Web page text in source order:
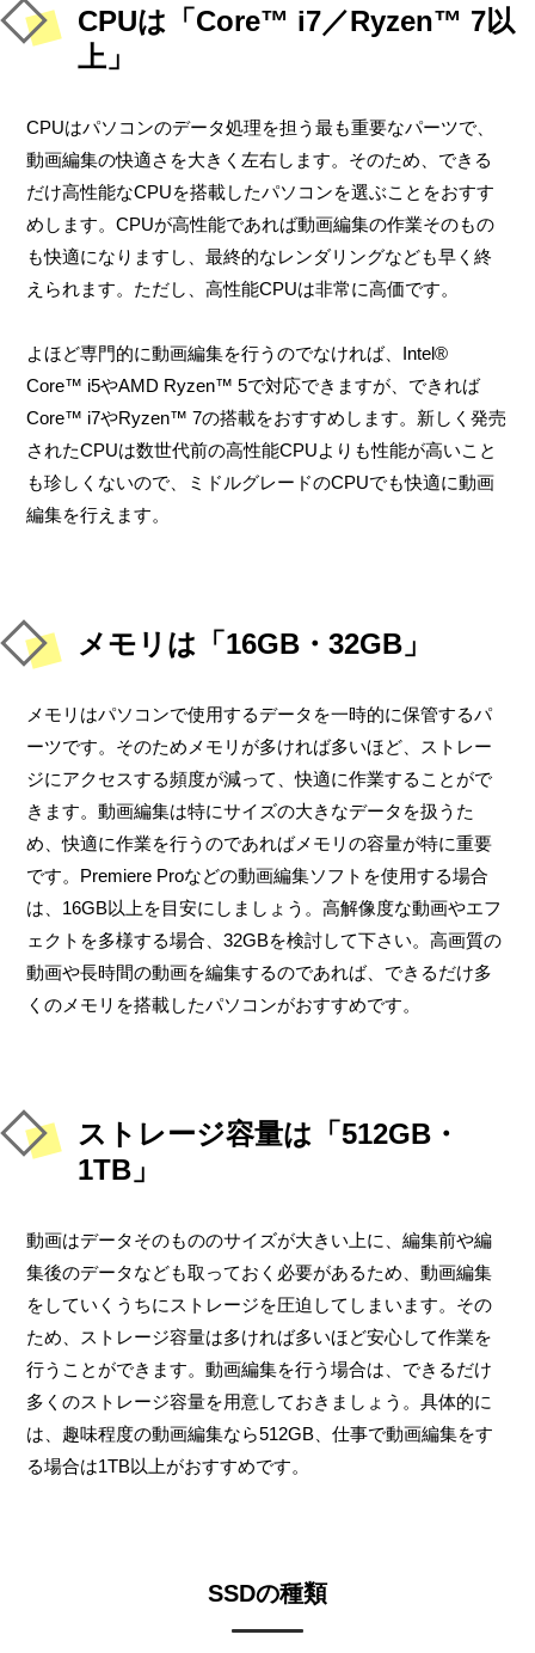
CPUは「Core™ i7／Ryzen™ 7以
上」
CPUはパソコンのデータ処理を担う最も重要なパーツで、
動画編集の快適さを大きく左右します。そのため、できる
だけ高性能なCPUを搭載したパソコンを選ぶことをおすす
めします。CPUが高性能であれば動画編集の作業そのもの
も快適になりますし、最終的なレンダリングなども早く終
えられます。ただし、高性能CPUは非常に高価です。
よほど専門的に動画編集を行うのでなければ、Intel®
Core™ i5やAMD Ryzen™ 5で対応できますが、できれば
Core™ i7やRyzen™ 7の搭載をおすすめします。新しく発売
されたCPUは数世代前の高性能CPUよりも性能が高いこと
も珍しくないので、ミドルグレードのCPUでも快適に動画
編集を行えます。
メモリは「16GB・32GB」
メモリはパソコンで使用するデータを一時的に保管するパ
ーツです。そのためメモリが多ければ多いほど、ストレー
ジにアクセスする頻度が減って、快適に作業することがで
きます。動画編集は特にサイズの大きなデータを扱うた
め、快適に作業を行うのであればメモリの容量が特に重要
です。Premiere Proなどの動画編集ソフトを使用する場合
は、16GB以上を目安にしましょう。高解像度な動画やエフ
ェクトを多様する場合、32GBを検討して下さい。高画質の
動画や長時間の動画を編集するのであれば、できるだけ多
くのメモリを搭載したパソコンがおすすめです。
ストレージ容量は「512GB・
1TB」
動画はデータそのもののサイズが大きい上に、編集前や編
集後のデータなども取っておく必要があるため、動画編集
をしていくうちにストレージを圧迫してしまいます。その
ため、ストレージ容量は多ければ多いほど安心して作業を
行うことができます。動画編集を行う場合は、できるだけ
多くのストレージ容量を用意しておきましょう。具体的に
は、趣味程度の動画編集なら512GB、仕事で動画編集をす
る場合は1TB以上がおすすめです。
SSDの種類